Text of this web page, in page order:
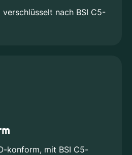
nach BSI C5-
konform, mit BSI C5-